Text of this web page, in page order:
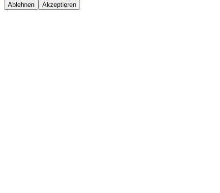
Ablehnen Akzeptieren